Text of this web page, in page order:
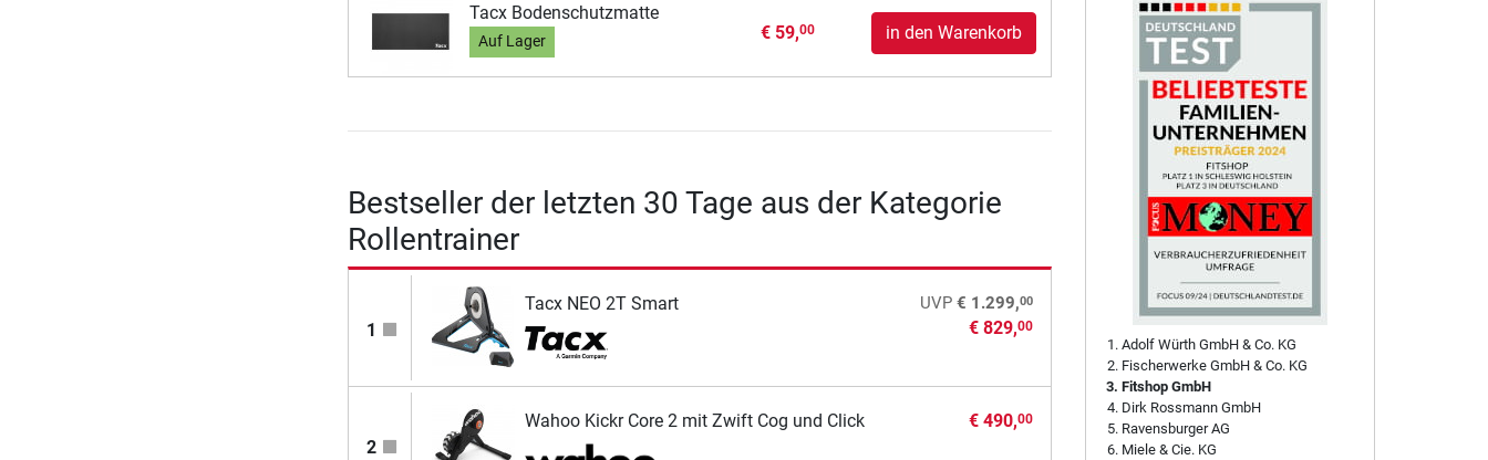
Tacx Bodenschutzmatte
Auf Lager € 59,00 in den Warenkorb
Bestseller der letzten 30 Tage aus der Kategorie
Rollentrainer
1
Tacx NEO 2T Smart UVP € 1.299,00
€ 829,00
2
Wahoo Kickr Core 2 mit Zwift Cog und Click € 490,00
Adolf Würth GmbH & Co. KG
Fischerwerke GmbH & Co. KG
Fitshop GmbH
Dirk Rossmann GmbH
Ravensburger AG
Miele & Cie. KG